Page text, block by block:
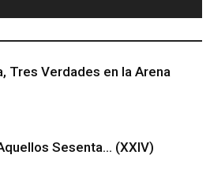
Tres Verdades en la Arena
Sesenta… (XXIV)